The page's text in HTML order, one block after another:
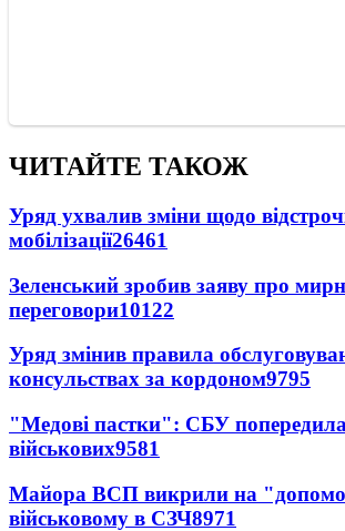
ЧИТАЙТЕ ТАКОЖ
Уряд ухвалив зміни щодо
мобілізації26461
Зеленський зробив заяву про
переговори10122
Уряд змінив правила
консульствах за кордоном9795
"Медові пастки": СБУ попередила
військових9581
Майора ВСП викрили на
військовому в СЗЧ8971